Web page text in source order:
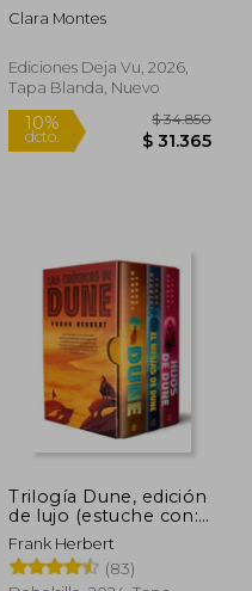
50%
Clara Montes
Ediciones Deja Vu, 2026,
Tapa Blanda, Nuevo
Trilogía Dune, edición
de lujo (estuche con:
Dune | El mesías de
Dune | Hijos de Dune)
Frank Herbert
(83)